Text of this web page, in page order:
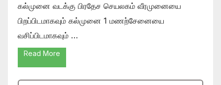
கல்முனை வடக்கு பிரதேச செயலகம் வீரமுனையை
பிறப்பிடமாகவும் கல்முனை 1 மணற்சேனையை
வசிப்பிடமாகவும் …
Read More